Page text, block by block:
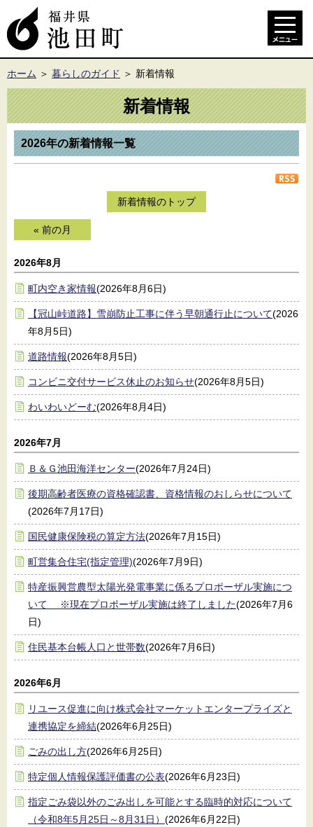
ホーム ＞ 暮らしのガイド ＞ 新着情報
新着情報
2026年の新着情報一覧
« 前の月
新着情報のトップ
2026年8月
町内空き家情報(2026年8月6日)
【冠山峠道路】雪崩防止工事に伴う早朝通行止について(2026
年8月5日)
道路情報(2026年8月5日)
コンビニ交付サービス休止のお知らせ(2026年8月5日)
わいわいどーむ(2026年8月4日)
2026年7月
Ｂ＆Ｇ池田海洋センター(2026年7月24日)
後期高齢者医療の資格確認書、資格情報のおしらせについて
(2026年7月17日)
国民健康保険税の算定方法(2026年7月15日)
町営集合住宅(指定管理)(2026年7月9日)
特産振興営農型太陽光発電事業に係るプロポーザル実施につ
いて ※現在プロポーザル実施は終了しました(2026年7月6
日)
住民基本台帳人口と世帯数(2026年7月6日)
2026年6月
リユース促進に向け株式会社マーケットエンタープライズと
連携協定を締結(2026年6月25日)
ごみの出し方(2026年6月25日)
特定個人情報保護評価書の公表(2026年6月23日)
指定ごみ袋以外のごみ出しを可能とする臨時的対応について
（令和8年5月25日～8月31日） (2026年6月22日)